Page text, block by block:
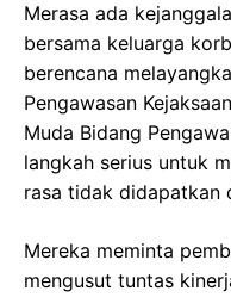
Merasa ada
bersama keluarga
berencana
Pengawasan
Muda Bidang
langkah serius untuk
rasa tidak didapatkan
Mereka meminta
mengusut tuntas